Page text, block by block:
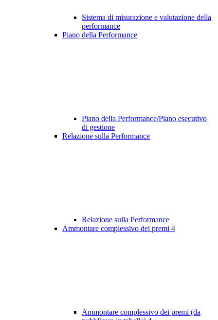
Sistema di misurazione e valutazione della
performance
Piano della Performance
Piano della Performance/Piano esecutivo
di gestione
Relazione sulla Performance
Relazione sulla Performance
Ammontare complessivo dei premi 4
Ammontare complessivo dei premi (da